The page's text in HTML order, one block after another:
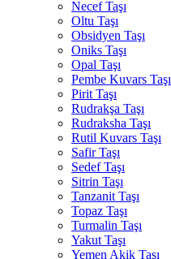
Necef Taşı
Oltu Taşı
Obsidyen Taşı
Oniks Taşı
Opal Taşı
Pembe Kuvars Taşı
Pirit Taşı
Rudrakşa Taşı
Rudraksha Taşı
Rutil Kuvars Taşı
Safir Taşı
Sedef Taşı
Sitrin Taşı
Tanzanit Taşı
Topaz Taşı
Turmalin Taşı
Yakut Taşı
Yemen Akik Taşı